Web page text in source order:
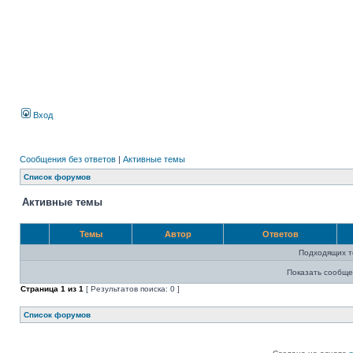
Вход
Сообщения без ответов | Активные темы
Список форумов
Активные темы
Темы Автор Ответов
Подходящих
Показать
Страница 1 из 1 [ Результатов поиска: 0 ]
Список форумов